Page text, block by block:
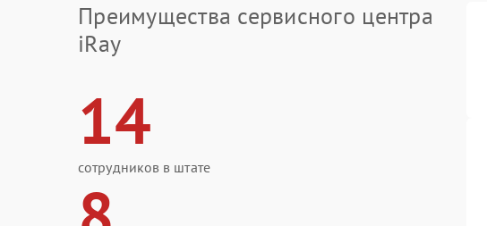
Преимущества сервисного центра
iRay
14
сотрудников в штате